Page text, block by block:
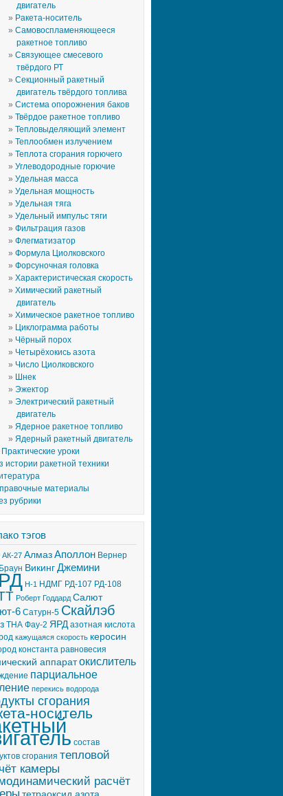
двигатель
Ракета-носитель
Самовоспламеняющееся
ракетное топливо
Связующее смесевого
твёрдого РТ
Секционный ракетный
двигатель твёрдого топлива
Система опорожнения баков
Твёрдое ракетное топливо
Тепловыделяющий элемент
Теплообмен излучением
Теплота сгорания горючего
Углеводородные горючие
Удельная масса
Удельная мощность
Удельная тяга
Удельный импульс тяги
Фильтрация газов
Флегматизатор
Формула Циолковского
Форсуночная головка
Характеристическая скорость
Химический ракетный
двигатель
Химическое ракетное топливо
Циклограмма работы
Чёрный порох
Четырёхокись азота
Число Циолковского
Шнек
Эжектор
Электрический ракетный
двигатель
Ядерное ракетное топливо
Ядерный ракетный двигатель
Практические уроки
истории ракетной техники
материалы
рубрики
тэгов
АК-27 Алмаз Аполлон Вернер
Викинг Джемини
Н-1 НДМГ РД-107 РД-108
Роберт Годдард Салют
6 Сатурн-5 Скайлэб
ТНА Фау-2 ЯРД азотная кислота
кажущаяся скорость керосин
константа равновесия
аппарат окислитель
парциальное
перекись водорода
сгорания
носитель
состав
сгорания тепловой
камеры
расчёт